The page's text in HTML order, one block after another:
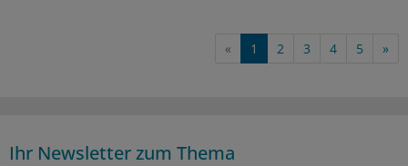
« 1 2 3 4 5 »
Ihr Newsletter zum Thema